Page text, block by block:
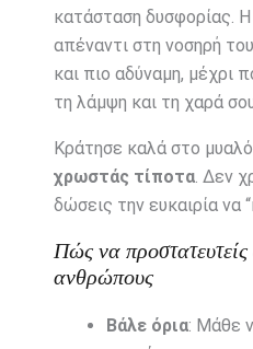
κατάσταση δυσφορίας. Η
απέναντι στη νοσηρή
και πιο αδύναμη, μέχρι
τη λάμψη και τη χαρά
Κράτησε καλά στο
χρωστάς τίποτα. Δεν
δώσεις την ευκαιρία να
Πώς να προστατευτείς
ανθρώπους
Βάλε όρια: Μάθε